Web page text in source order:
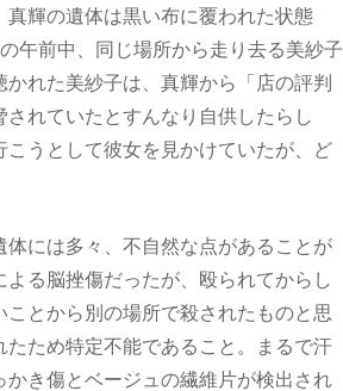
真輝の遺体は黒い布に覆われた状態
午前中、同じ場所から走り去る美紗子
れた美紗子は、真輝から「店の評判
れていたとすんなり自供したらし
うとして彼女を見かけていたが、ど
には多々、不自然な点があることが
る脳挫傷だったが、殴られてからし
とから別の場所で殺されたものと思
ため特定不能であること。まるで汗
き傷とベージュの繊維片が検出され